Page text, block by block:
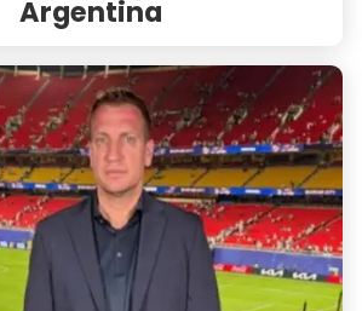
Argentina